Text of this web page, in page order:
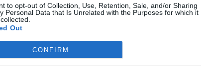
to opt-out of Collection, Use, Retention, Sale, and/or Sharing
Personal Data that Is Unrelated with the Purposes for which it
Out
CONFIRM